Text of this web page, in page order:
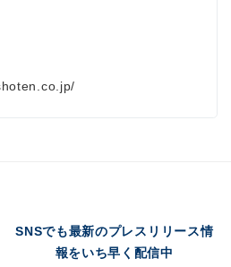
SNSでも最新のプレスリリース情
報をいち早く配信中